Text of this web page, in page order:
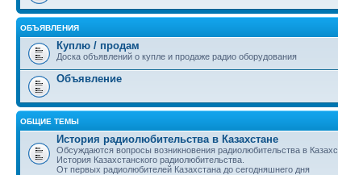
ОБЪЯВЛЕНИЯ
Куплю / продам
Доска объявлений о купле и продаже радио оборудования
Объявление
ОБЩИЕ ТЕМЫ
История радиолюбительства в Казахстане
Обсуждаются вопросы возникновения радиолюбительства в
История Казахстанского радиолюбительства.
От первых радиолюбителей Казахстана до сегодняшнего дня